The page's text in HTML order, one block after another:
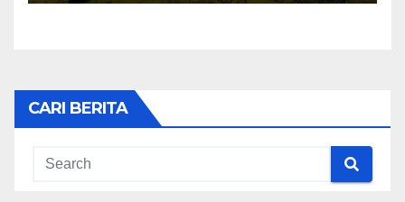
CARI BERITA